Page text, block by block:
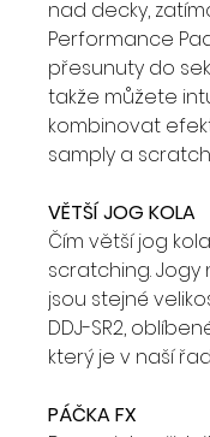
nad decky,
Performance
přesunuty do
takže můžete
kombinovat
samply a
VĚTŠÍ JOG KOLA
Čím větší jog
scratching. Jogy
jsou stejné
DDJ-SR2,
který je v naší
PÁČKA FX